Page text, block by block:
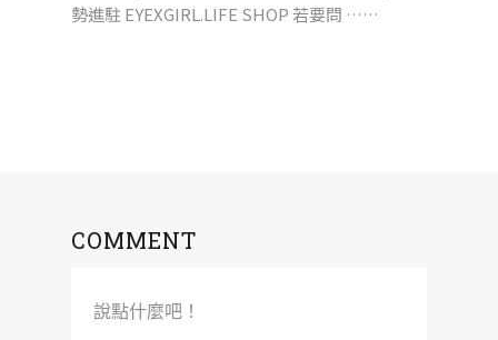
勢進駐 EYEXGIRL.LIFE SHOP 若要問 ……
COMMENT
說點什麼吧！